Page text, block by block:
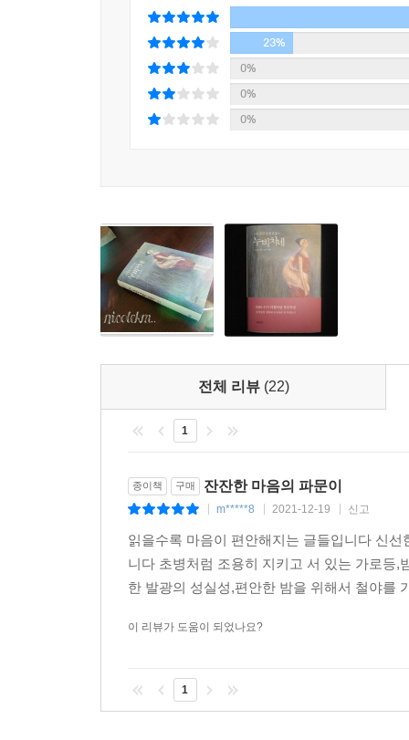
곶 끝에 서 있는 하얀 장기곶 등대가 비 오는 바
걸어와서 솥뚜껑같이 넓적한 손을 어깨에 턱 얹
곶의 안쪽이 만(灣)이고, 포구는 만 안에 있다. 곶
는 곶 끝의 으르렁거림에도 불구하고 혼곤(昏困)하
아버지의 손은 퍽 크다. 내 손은 아버지의 손에 비
과 똑같을까? 생명은 닮는다는 뜻일까?
고등학교 몇 학년 때인지 가정실습(家庭實習) 때
식구들과 일꾼을 몇을 얻어가지고 모를 심었다.
우리 농사 중 파종의 대미는 천수답 모내기를 끝
우리 점심 차림은 너무 소박했다. 햇보리 반과 묵
고 된장, 지금도 눈에 선한 황금색 튀장(토장) 한
의 입맛을 내준 것은 황금색 튀장이었던 듯하다.
아버지가 상추쌈을 입에 넣고 눈을 끔뻑하면 목
눈, 그 눈에 뻐꾸기 우는 녹음 방창한 산이 한 귀
통히 부은 지금의 내 손과 똑같았다.
그 후 가끔 뒷골 천수답에 모내기를 하면서 아버
본 적은 없다. 점심을 먹고 어디론가 가셨던 아버
“받아라.”
아버지의 손은 육감적이고 내 손은 턱없이 왜소
23%
0%
0%
0%
전체 리뷰 (22)
1
종이책 구매 잔잔한 마음의 파문이
m*****8 2021-12-19 신고
읽을수록 마음이 편안해지는 글들입니다 신
니다 초병처럼 조용히 지키고 서 있는 가로등
한 발광의 성실성,편안한 밤을 위해서 철야를
이 리뷰가 도움이 되었나요?
1